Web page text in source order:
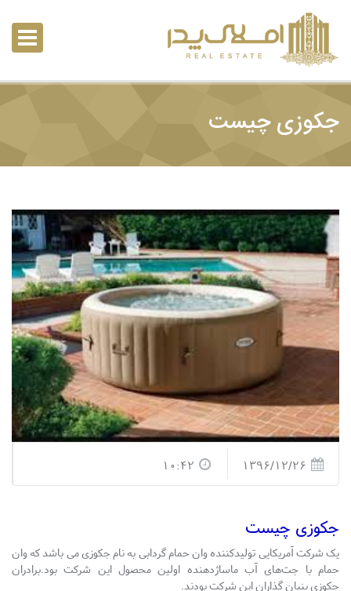
جکوزی چیست
جکوزی چیست
یک شرکت آمریکایی تولیدکننده وان حمام گردابی به نام جکوزی می باشد که وان
حمام با جت‌های آب ماساژدهنده اولین محصول این شرکت بود.برادران
جکوزی بنیان گذاران این شرکت بودند.